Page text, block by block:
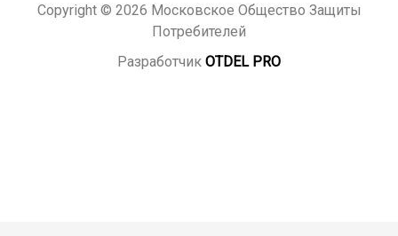
Copyright © 2026 Московское Общество Защиты
Потребителей
Разработчик OTDEL PRO